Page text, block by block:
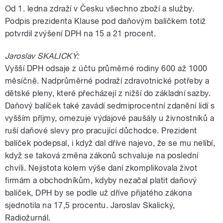
Od 1. ledna zdraží v Česku všechno zboží a služby.
Podpis prezidenta Klause pod daňovým balíčkem totiž
potvrdil zvýšení DPH na 15 a 21 procent.
Jaroslav SKALICKÝ:
Vyšší DPH odsaje z účtu průměrné rodiny 600 až 1000
měsíčně. Nadprůměrné podraží zdravotnické potřeby a
dětské pleny, které přecházejí z nižší do základní sazby.
Daňový balíček také zavádí sedmiprocentní zdanění lidí s
vyšším příjmy, omezuje výdajové paušály u živnostníků a
ruší daňové slevy pro pracující důchodce. Prezident
balíček podepsal, i když dal dříve najevo, že se mu nelíbí,
když se taková změna zákonů schvaluje na poslední
chvíli. Nejistota kolem výše daní zkomplikovala život
firmám a obchodníkům, kdyby nezačal platit daňový
balíček, DPH by se podle už dříve přijatého zákona
sjednotila na 17,5 procentu. Jaroslav Skalický,
Radiožurnál.